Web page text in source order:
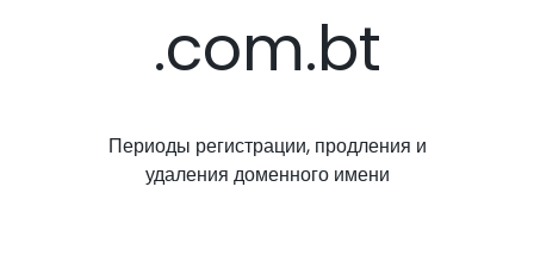
.com.bt
Периоды регистрации, продления и
удаления доменного имени